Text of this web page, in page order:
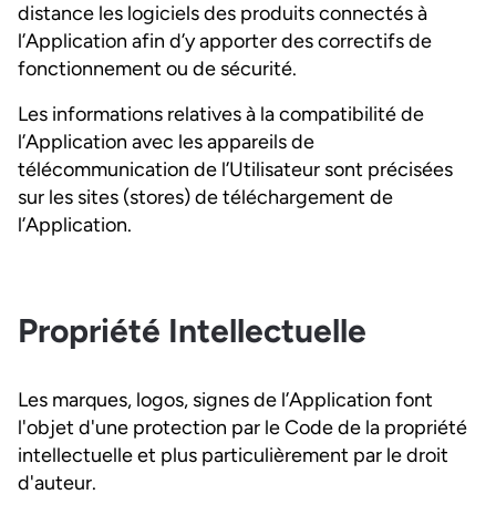
distance les logiciels des produits connectés à
l’Application afin d’y apporter des correctifs de
fonctionnement ou de sécurité.
Les informations relatives à la compatibilité de
l’Application avec les appareils de
télécommunication de l’Utilisateur sont précisées
sur les sites (stores) de téléchargement de
l’Application.
Propriété Intellectuelle
Les marques, logos, signes de l’Application font
l'objet d'une protection par le Code de la propriété
intellectuelle et plus particulièrement par le droit
d'auteur.